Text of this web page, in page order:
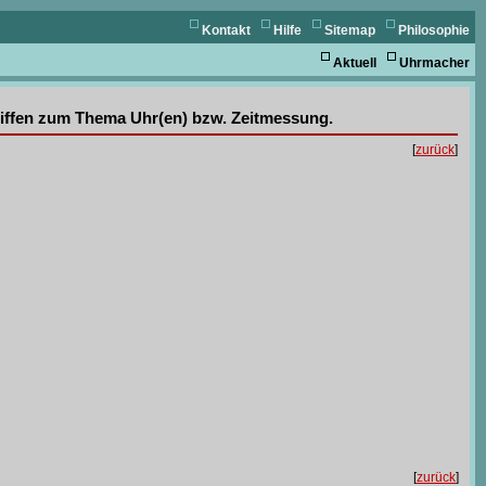
Philosophie
Sitemap
Hilfe
Kontakt
Uhrmacher
Aktuell
zum Thema Uhr(en) bzw. Zeitmessung.
[zurück]
[zurück]